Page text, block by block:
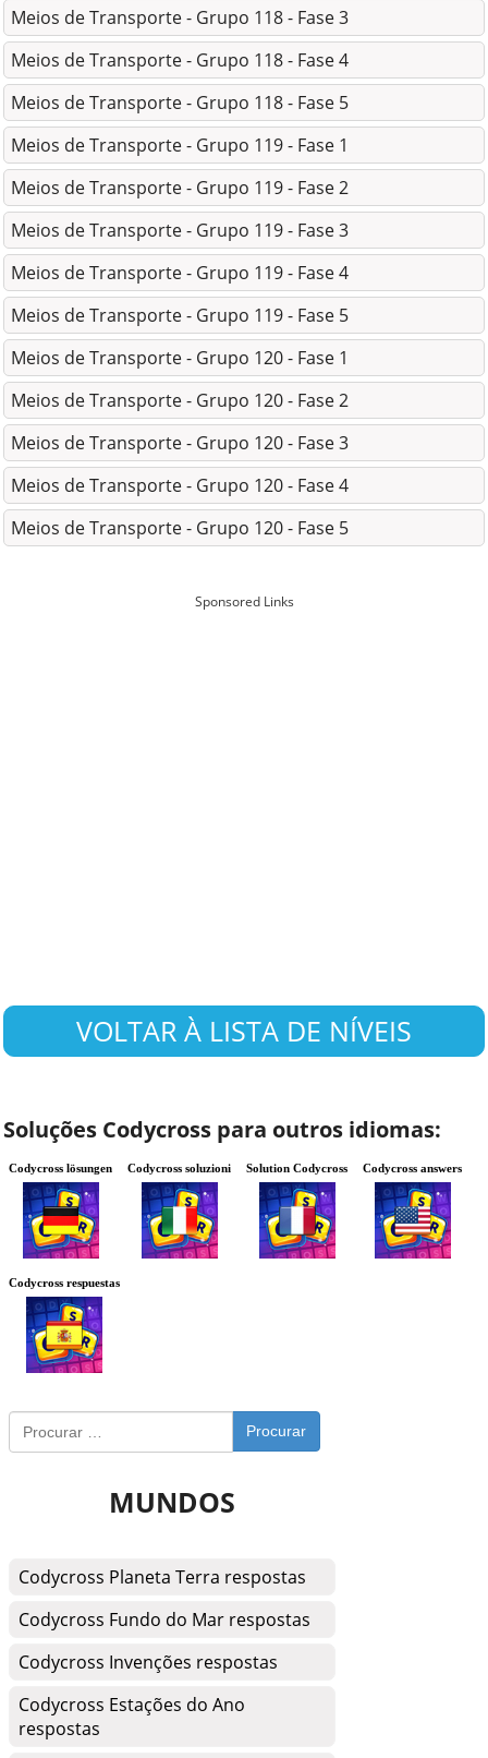
Meios de Transporte - Grupo 118 - Fase 3
Meios de Transporte - Grupo 118 - Fase 4
Meios de Transporte - Grupo 118 - Fase 5
Meios de Transporte - Grupo 119 - Fase 1
Meios de Transporte - Grupo 119 - Fase 2
Meios de Transporte - Grupo 119 - Fase 3
Meios de Transporte - Grupo 119 - Fase 4
Meios de Transporte - Grupo 119 - Fase 5
Meios de Transporte - Grupo 120 - Fase 1
Meios de Transporte - Grupo 120 - Fase 2
Meios de Transporte - Grupo 120 - Fase 3
Meios de Transporte - Grupo 120 - Fase 4
Meios de Transporte - Grupo 120 - Fase 5
Sponsored Links
VOLTAR À LISTA DE NÍVEIS
Soluções Codycross para outros idiomas:
Codycross lösungen Codycross soluzioni Solution Codycross Codycross answers
Codycross respuestas
Procurar
MUNDOS
Codycross Planeta Terra respostas
Codycross Fundo do Mar respostas
Codycross Invenções respostas
Codycross Estações do Ano
respostas